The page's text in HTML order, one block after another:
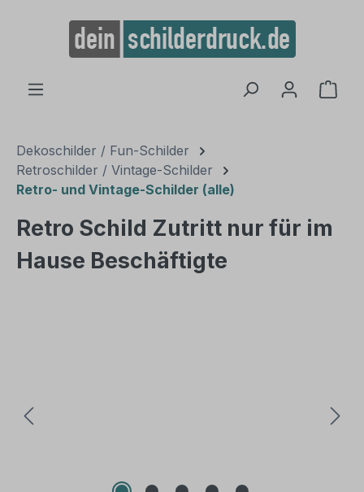
springen
Dekoschilder / Fun-Schilder
Retroschilder / Vintage-Schilder
Retro- und Vintage-Schilder (alle)
Retro Schild Zutritt nur für im
Hause Beschäftigte